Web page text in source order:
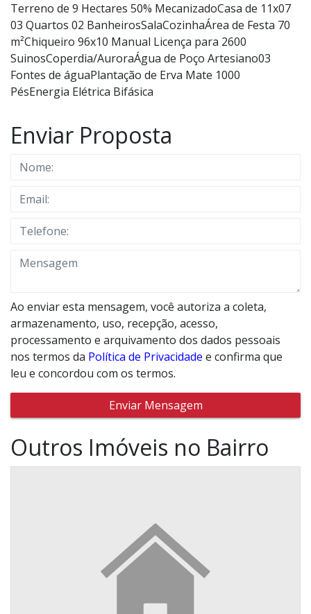
Terreno de 9 Hectares 50% MecanizadoCasa de 11x07
03 Quartos 02 BanheirosSalaCozinhaÁrea de Festa 70
m²Chiqueiro 96x10 Manual Licença para 2600
SuinosCoperdia/AuroraÁgua de Poço Artesiano03
Fontes de águaPlantação de Erva Mate 1000
PésEnergia Elétrica Bifásica
Enviar Proposta
Ao enviar esta mensagem, você autoriza a coleta,
armazenamento, uso, recepção, acesso,
processamento e arquivamento dos dados pessoais
nos termos da Política de Privacidade e confirma que
leu e concordou com os termos.
Enviar Mensagem
Outros Imóveis no Bairro